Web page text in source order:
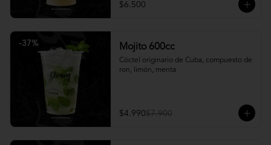
$6.500
-37% Mojito 600cc
Cóctel originario de Cuba, compuesto de
ron, limón, menta
$4.990$7.900